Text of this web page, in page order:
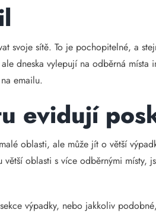
svoje sítě. To je pochopitelné, a
dneska vylepují na odběrná
emailu.
evidují
oblasti, ale může jít o větší
oblasti s více odběrnými místy,
výpadky, nebo jakkoliv